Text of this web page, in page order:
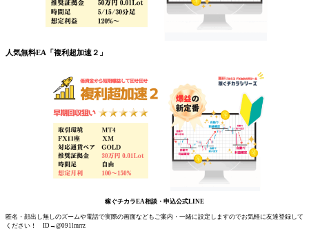
人気無料EA「複利超加速２」
稼ぐチカラEA相談・申込公式LINE
匿名・顔出し無しのズームや電話で実際の画面などもご案内・一緒に設定しますのでお気軽に友達登録して
ください！ ID→@091lmrrz